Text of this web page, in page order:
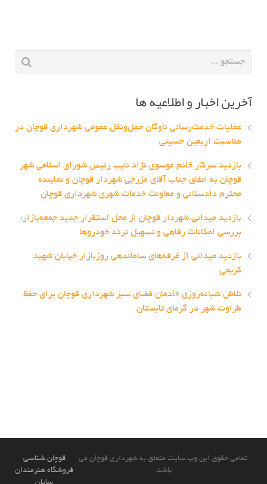
آخرین اخبار و اطلاعیه ها
عملیات خدمت‌رسانی ناوگان حمل‌ونقل عمومی شهرداری قوچان در
مناسبت اربعین حسینی
بازدید سرکار خانم موسوی نژاد نایب رئیس شورای اسلامی شهر
قوچان به اتفاق جناب آقای مزرجی شهردار قوچان و نماینده
محترم دادستانی و معاونت خدمات شهری شهرداری قوچان
بازدید میدانی شهردار قوچان از محل استقرار جدید جمعه‌بازار؛
بررسی امکانات رفاهی و تسهیل تردد خودروها
بازدید میدانی از غرفه‌های ساماندهی روزبازار خیابان شهید
کریمی
تلاش شبانه‌روزی خادمان فضای سبز شهرداری قوچان برای حفظ
طراوت شهر در گرمای تابستان
قوچان شناسی
فروشگاه هنرمندان
تمامی حقوق این وب سایت متعلق به شهرداری قوچان می
باشد.